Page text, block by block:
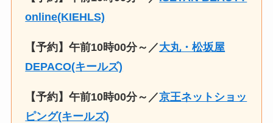
online(KIEHLS)
【予約】午前10時00分～／大丸・松坂屋
DEPACO(キールズ)
【予約】午前10時00分～／京王ネットショッ
ピング(キールズ)